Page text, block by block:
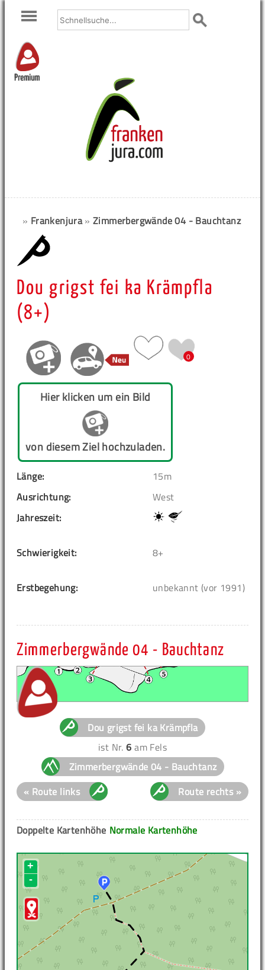
Premium
» Frankenjura»Zimmerbergwände 04 - Bauchtanz
Dou grigst fei ka Krämpfla
(8+)
0
Hier klicken um ein Bild
von diesem Ziel hochzuladen.
Länge:
15m
Ausrichtung:
West
Jahreszeit:
Schwierigkeit: 8+
Erstbegehung: unbekannt (vor 1991)
Zimmerbergwände 04 - Bauchtanz
Dou grigst fei ka Krämpfla
ist Nr.6 am Fels
Zimmerbergwände 04 - Bauchtanz
« Route links
Route rechts »
Normale Kartenhöhe
Doppelte Kartenhöhe
+
-